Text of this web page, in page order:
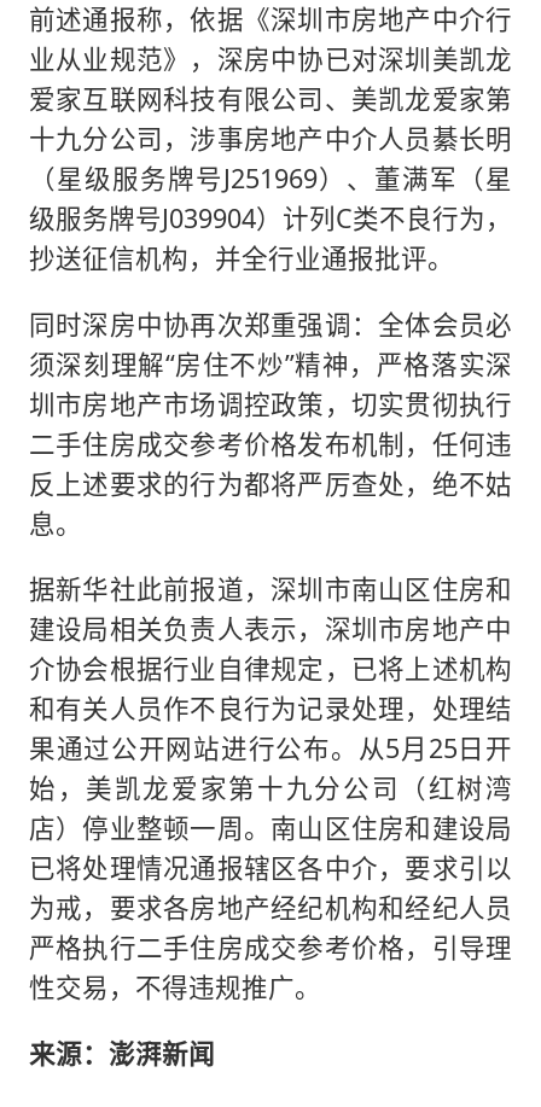
前述通报称，依据《深圳市房地产中介行
业从业规范》，深房中协已对深圳美凯龙
爱家互联网科技有限公司、美凯龙爱家第
十九分公司，涉事房地产中介人员綦长明
（星级服务牌号J251969）、董满军（星
级服务牌号J039904）计列C类不良行为，
抄送征信机构，并全行业通报批评。
同时深房中协再次郑重强调：全体会员必
须深刻理解“房住不炒”精神，严格落实深
圳市房地产市场调控政策，切实贯彻执行
二手住房成交参考价格发布机制，任何违
反上述要求的行为都将严厉查处，绝不姑
息。
据新华社此前报道，深圳市南山区住房和
建设局相关负责人表示，深圳市房地产中
介协会根据行业自律规定，已将上述机构
和有关人员作不良行为记录处理，处理结
果通过公开网站进行公布。从5月25日开
始，美凯龙爱家第十九分公司（红树湾
店）停业整顿一周。南山区住房和建设局
已将处理情况通报辖区各中介，要求引以
为戒，要求各房地产经纪机构和经纪人员
严格执行二手住房成交参考价格，引导理
性交易，不得违规推广。
来源：澎湃新闻